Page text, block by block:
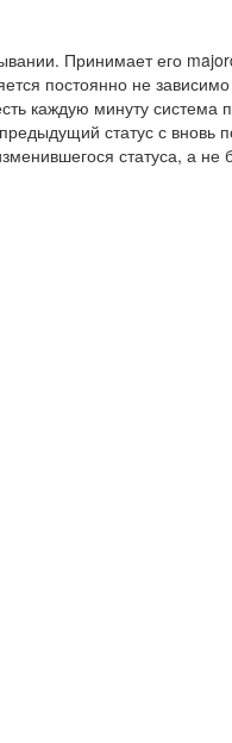
Принимает его
постоянно не
каждую минуту система
статус с вновь
статуса, а не